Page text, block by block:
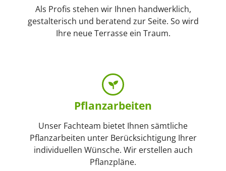
Als Profis stehen wir Ihnen handwerklich,
gestalterisch und beratend zur Seite. So wird
Ihre neue Terrasse ein Traum.
Pflanz­arbeiten
Unser Fachteam bietet Ihnen sämtliche
Pflanzarbeiten unter Berücksichtigung Ihrer
individuellen Wünsche. Wir erstellen auch
Pflanzpläne.